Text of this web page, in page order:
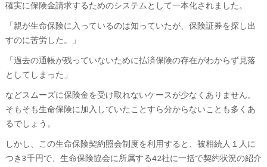
確実に保険金請求するためのシステムとして一本化されました。
「親が生命保険に入っているのは知っていたが、保険証券を探し出
すのに苦労した。」
「過去の通帳が残っていないために払済保険の存在がわからず見落
としてしまった」
などスムーズに保険金を受け取れないケースが少なくありません。
そもそも生命保険に加入していたことすら分からないことも多くあ
るでしょう。
しかし、この生命保険契約照会制度を利用すると、被相続人１人に
つき3千円で、生命保険協会に所属する42社に一括で契約状況の紹介